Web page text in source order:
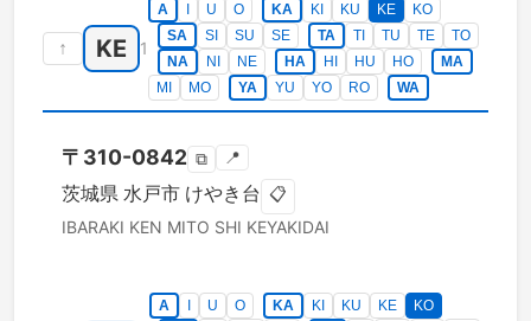
↑ KE 1
A U O KA KI KU KE
KO
SA
SI SU SE TA TI TU TE
TO
NA
NI NE HA HI HU HO
MA
MI
MO YA YU YO RO WA
〒 310-0842 ⧉ 📍
茨城県 水戸市 けやき台 📋
IBARAKI KEN MITO SHI KEYAKIDAI
A U O KA KI KU KE
KO